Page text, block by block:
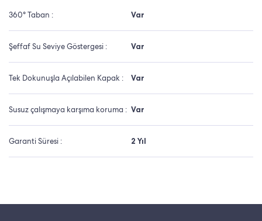
360° Taban : Var
Şeffaf Su Seviye Göstergesi : Var
Tek Dokunuşla Açılabilen Kapak : Var
Susuz çalışmaya karşıma koruma : Var
Garanti Süresi : 2 Yıl